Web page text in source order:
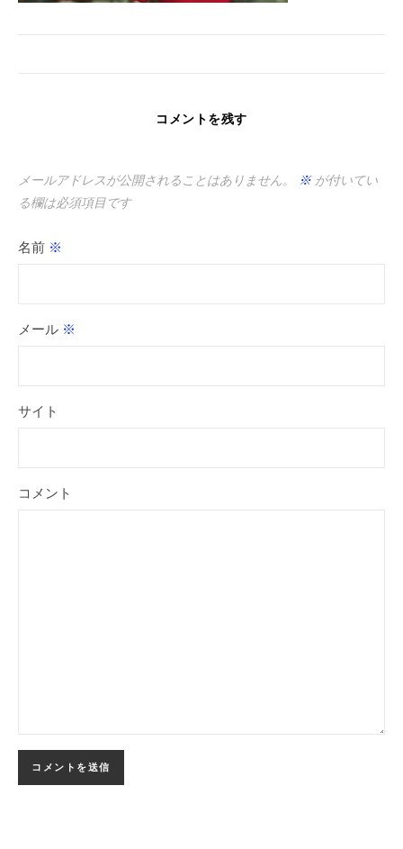
コメントを残す
メールアドレスが公開されることはありません。 ※が付いてい
る欄は必須項目です
名前 ※
メール ※
サイト
コメント